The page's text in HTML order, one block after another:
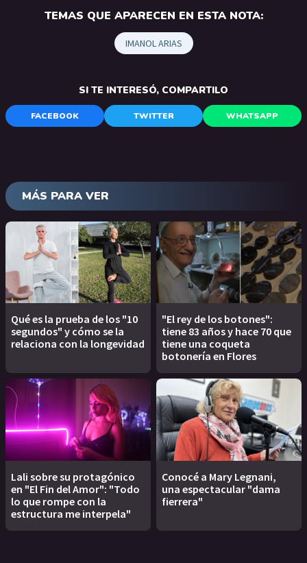
TEMAS QUE APARECEN EN ESTA NOTA:
IMANOL ARIAS
SI TE INTERESÓ, COMPARTILO
FACEBOOK TWITTER WHATSAPP
MÁS PARA VER
Qué es la prueba de los "10
segundos" y cómo se la
relaciona con la longevidad
"El rey de los botones":
tiene 83 años y hace 70 que
tiene una coqueta
botonería en Flores
Lali sobre su protagónico
en "El Fin del Amor": "Todo
lo que rompe con la
estructura me interpela"
Conocé a Mary Legnani,
una espectacular "dama
fierrera"